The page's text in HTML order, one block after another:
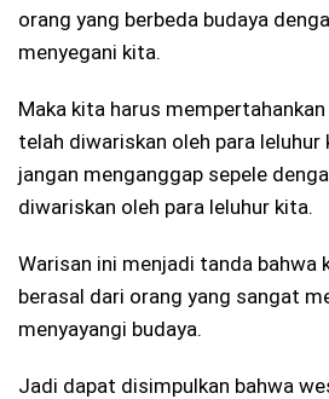
orang yang berbeda budaya
menyegani kita.
Maka kita harus
telah diwariskan oleh para
jangan menganggap sepele
diwariskan oleh para leluhur kita.
Warisan ini menjadi tanda bahwa
berasal dari orang yang sangat
menyayangi budaya.
Jadi dapat disimpulkan bahwa